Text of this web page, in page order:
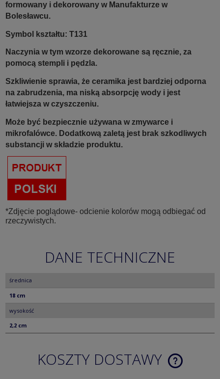
formowany i dekorowany w Manufakturze w
Bolesławcu.
Symbol kształtu: T131
Naczynia w tym wzorze dekorowane są ręcznie, za
pomocą stempli i pędzla.
Szkliwienie sprawia, że ceramika jest bardziej odporna
na zabrudzenia, ma niską absorpcję wody i jest
łatwiejsza w czyszczeniu.
Może być bezpiecznie używana w zmywarce i
mikrofalówce. Dodatkową zaletą jest brak szkodliwych
substancji w składzie produktu.
*Zdjęcie poglądowe- odcienie kolorów mogą odbiegać od
rzeczywistych.
DANE TECHNICZNE
średnica
18 cm
wysokość
2,2 cm
KOSZTY DOSTAWY
CENA NIE